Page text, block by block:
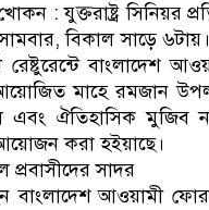
: যুক্তরাষ্ট্র সিনিয়র
বিকাল সাড়ে
রেষ্টুরেন্টে বাংলাদেশ
মাহে রমজান
এবং ঐতিহাসিক মুজিব
করা হইয়াছে।
প্রবাসীদের সাদর
বাংলাদেশ আওয়ামী